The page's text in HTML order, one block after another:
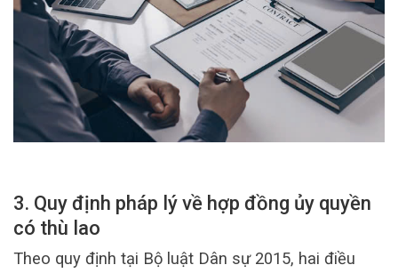
3. Quy định pháp lý về hợp đồng ủy quyền
có thù lao
Theo quy định tại Bộ luật Dân sự 2015, hai điều